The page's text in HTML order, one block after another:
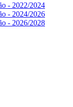
- 2022/2024
- 2024/2026
- 2026/2028